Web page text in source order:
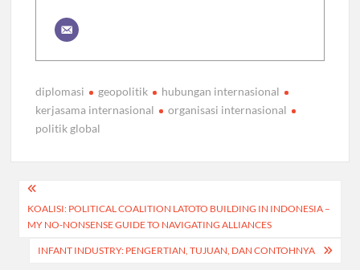
diplomasi geopolitik
hubungan internasional
kerjasama internasional
organisasi internasional
politik global
Post
navigation
KOALISI: POLITICAL COALITION LATOTO BUILDING IN INDONESIA –
MY NO-NONSENSE GUIDE TO NAVIGATING ALLIANCES
INFANT INDUSTRY: PENGERTIAN, TUJUAN, DAN CONTOHNYA